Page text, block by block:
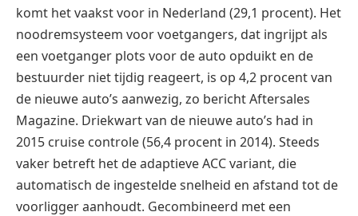
komt het vaakst voor in Nederland (29,1 procent). Het
noodremsysteem voor voetgangers, dat ingrijpt als
een voetganger plots voor de auto opduikt en de
bestuurder niet tijdig reageert, is op 4,2 procent van
de nieuwe auto’s aanwezig, zo bericht Aftersales
Magazine. Driekwart van de nieuwe auto’s had in
2015 cruise controle (56,4 procent in 2014). Steeds
vaker betreft het de adaptieve ACC variant, die
automatisch de ingestelde snelheid en afstand tot de
voorligger aanhoudt. Gecombineerd met een